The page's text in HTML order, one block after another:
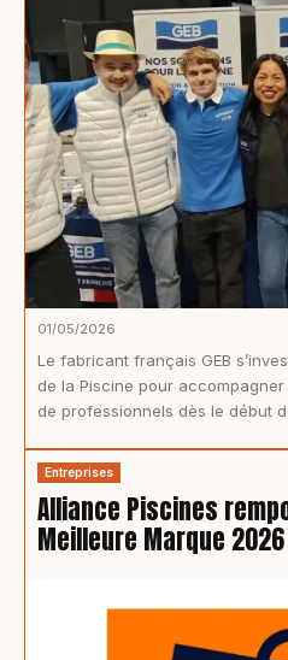
01/05/2026
Le fabricant français GEB
de la Piscine pour
de professionnels dès le début
Entreprises
Alliance Piscines
Meilleure Marque 2026